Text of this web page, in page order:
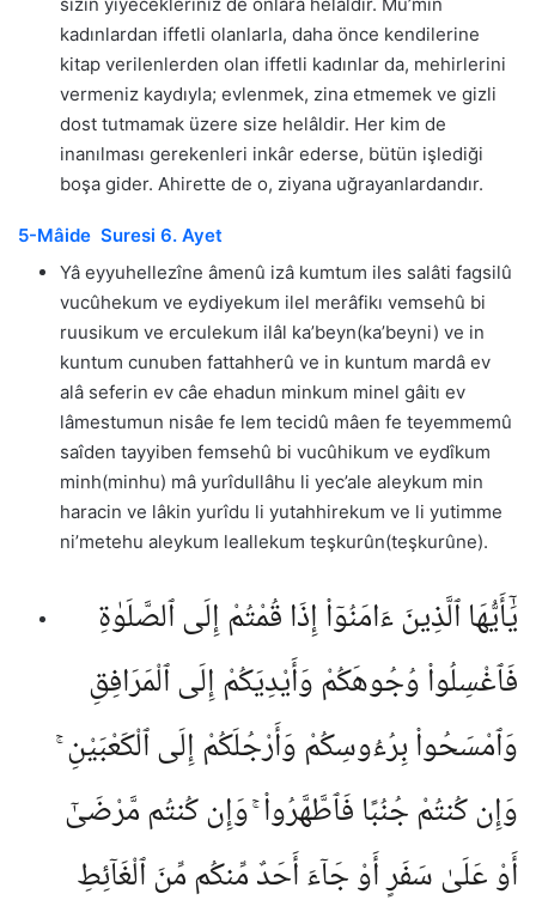
kadınlardan iffetli olanlarla, daha önce kendilerine
kitap verilenlerden olan iffetli kadınlar da, mehirlerini
vermeniz kaydıyla; evlenmek, zina etmemek ve gizli
dost tutmamak üzere size helâldir. Her kim de
inanılması gerekenleri inkâr ederse, bütün işlediği
boşa gider. Ahirette de o, ziyana uğrayanlardandır.
5-Mâide Suresi 6. Ayet
Yâ eyyuhellezîne âmenû izâ kumtum iles salâti fagsilû
vucûhekum ve eydiyekum ilel merâfikı vemsehû bi
ruusikum ve erculekum ilâl ka’beyn(ka’beyni) ve in
kuntum cunuben fattahherû ve in kuntum mardâ ev
alâ seferin ev câe ehadun minkum minel gâitı ev
lâmestumun nisâe fe lem tecidû mâen fe teyemmemû
saîden tayyiben femsehû bi vucûhikum ve eydîkum
minh(minhu) mâ yurîdullâhu li yec’ale aleykum min
haracin ve lâkin yurîdu li yutahhirekum ve li yutimme
ni’metehu aleykum leallekum teşkurûn(teşkurûne).
يَٰٓأَيُّهَا ٱلَّذِينَ ءَامَنُوٓا۟ إِذَا قُمْتُمْ إِلَى ٱلصَّلَوٰةِ
فَٱغْسِلُوا۟ وُجُوهَكُمْ وَأَيْدِيَكُمْ إِلَى ٱلْمَرَافِقِ
وَٱمْسَحُوا۟ بِرُءُوسِكُمْ وَأَرْجُلَكُمْ إِلَى ٱلْكَعْبَيْنِ ۚ
وَإِن كُنتُمْ جُنُبًا فَٱطَّهَّرُوا۟ ۚ وَإِن كُنتُم مَّرْضَىٰٓ
أَوْ عَلَىٰ سَفَرٍ أَوْ جَآءَ أَحَدٌ مِّنكُم مِّنَ ٱلْغَآئِطِ